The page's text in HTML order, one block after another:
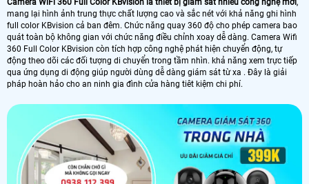
Camera WiFi 360 Full Color KBvision là thiết bị giám sát nhiều công nghệ mới,
mang lại hình ảnh trung thực chất lượng cao và sắc nét với khả năng ghi hình
full color KBvision cả ban đêm. Chức năng quay 360 độ cho phép camera bao
quát toàn bộ không gian với chức năng điều chỉnh xoay dễ dàng. Camera Wifi
360 Full Color KBvision còn tích hợp công nghệ phát hiện chuyển động, tự
động theo dõi các đối tượng di chuyển trong tầm nhìn. khả năng xem trực tiếp
qua ứng dụng di động giúp người dùng dễ dàng giám sát từ xa . Đây là giải
pháp hoàn hảo cho an ninh gia đình cửa hàng tiêt kiệm chi phí.